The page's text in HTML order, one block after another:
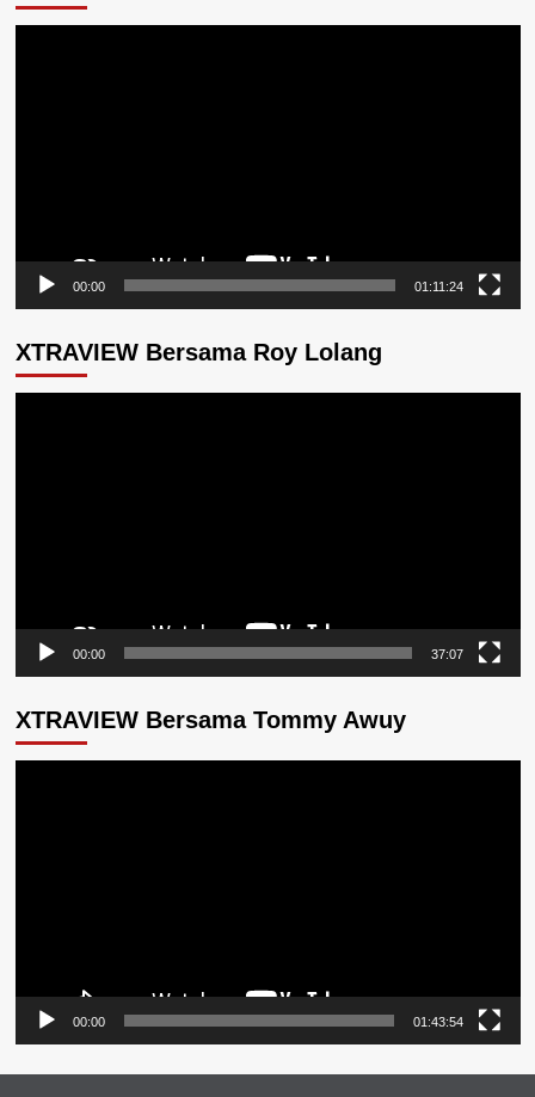
00:00 01:11:24
XTRAVIEW Bersama Roy Lolang
00:00 37:07
XTRAVIEW Bersama Tommy Awuy
00:00 01:43:54